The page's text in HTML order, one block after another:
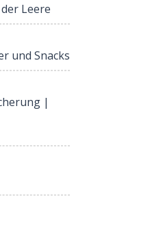
Leere
und Snacks
|